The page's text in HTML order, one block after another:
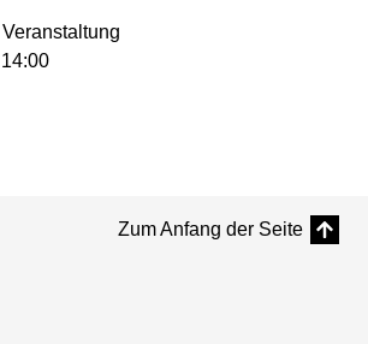
Veranstaltung
Zum Anfang der Seite